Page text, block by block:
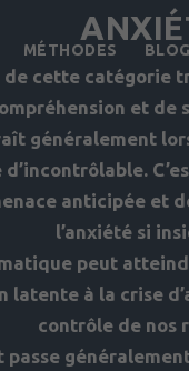
MÉTHODES BLOG
de cette catégorie
et de
généralement
anticipée et
l’anxiété si
peut
latente à la crise
contrôle de nos
passe